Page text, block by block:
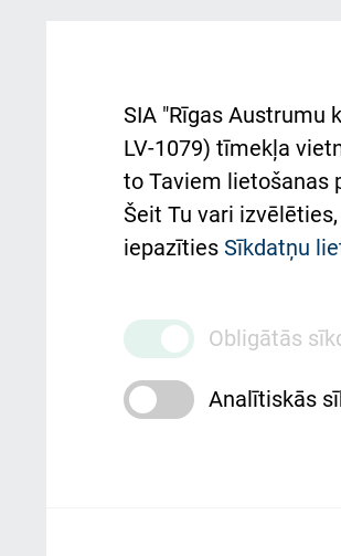
Pacienta
atsauksmju/
iesniegšanas
Kā pie mums
ceļvedis
Rekvizīti un
SIA "Rīgas Austrumu
LV-1079) tīmekļa
to Taviem lietošanas
Šeit Tu vari
iepazīties Sīkdatņu
Obligātās
Analītiskās